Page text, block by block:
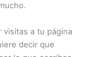
visitas a tu página
decir que